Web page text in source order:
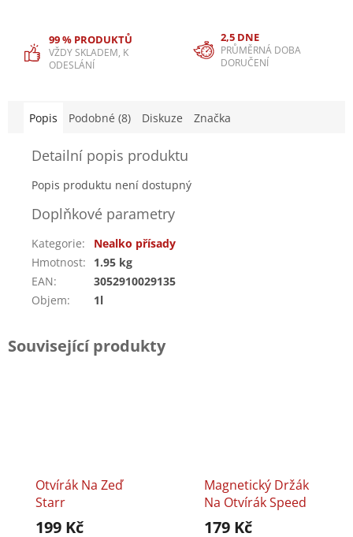
99 % PRODUKTŮ
VŽDY SKLADEM, K
ODESLÁNÍ
2,5 DNE
PRŮMĚRNÁ DOBA
DORUČENÍ
Popis Podobné (8) Diskuze Značka
Detailní popis produktu
Popis produktu není dostupný
Doplňkové parametry
Kategorie:
Nealko přísady
Hmotnost:
1.95 kg
EAN:
3052910029135
Objem: 1l
Související produkty
Otvírák Na Zeď
Starr
199 Kč
Magnetický Držák
Na Otvírák Speed
179 Kč